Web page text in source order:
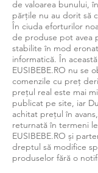
de valoarea bunului,
părțile nu au dorit să
În ciuda eforturilor
de produse pot avea
stabilite în mod
informatică. În
EUSIBEBE.RO nu se
comenzile cu preț
prețul real este mai
publicat pe site, iar
achitat prețul în
returnată în termeni
EUSIBEBE.RO și
dreptul să modifice
produselor fără o